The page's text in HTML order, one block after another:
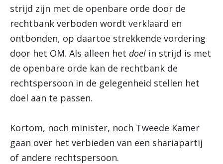
strijd zijn met de openbare orde door de
rechtbank verboden wordt verklaard en
ontbonden, op daartoe strekkende vordering
door het OM. Als alleen het doel in strijd is met
de openbare orde kan de rechtbank de
rechtspersoon in de gelegenheid stellen het
doel aan te passen.
Kortom, noch minister, noch Tweede Kamer
gaan over het verbieden van een shariapartij
of andere rechtspersoon.